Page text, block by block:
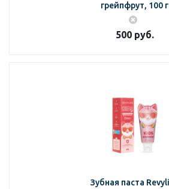
грейпфрут, 100 г
500руб.
Зубная паста